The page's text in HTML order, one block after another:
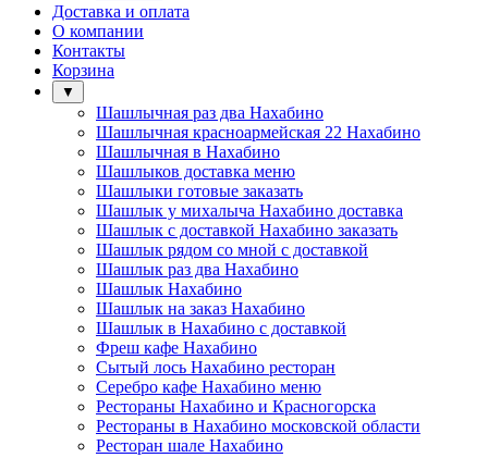
Доставка и оплата
О компании
Контакты
Корзина
▼
Шашлычная раз два Нахабино
Шашлычная красноармейская 22 Нахабино
Шашлычная в Нахабино
Шашлыков доставка меню
Шашлыки готовые заказать
Шашлык у михалыча Нахабино доставка
Шашлык с доставкой Нахабино заказать
Шашлык рядом со мной с доставкой
Шашлык раз два Нахабино
Шашлык Нахабино
Шашлык на заказ Нахабино
Шашлык в Нахабино с доставкой
Фреш кафе Нахабино
Сытый лось Нахабино ресторан
Серебро кафе Нахабино меню
Рестораны Нахабино и Красногорска
Рестораны в Нахабино московской области
Ресторан шале Нахабино